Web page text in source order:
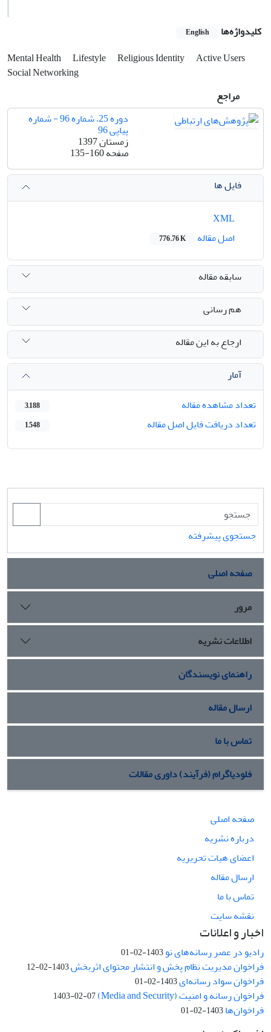
کلیدواژه‌ها English
Mental Health Lifestyle Religious Identity
Active Users
Social Networking
مراجع
دوره 25، شماره 96 - شماره
پیاپی 96
زمستان 1397
صفحه135-160
فایل ها
اصل مقاله
776.76 K
سابقه مقاله
هم رسانی
ارجاع به این مقاله
آمار
تعداد مشاهده مقاله
3,188
تعداد دریافت فایل اصل مقاله 1,548
جستجوی پیشرفته
صفحه اصلی
مرور
اطلاعات نشریه
راهنمای نویسندگان
ارسال مقاله
تماس با ما
فلودیاگرام (فرآیند) داوری مقالات
صفحه اصلی
درباره نشریه
اعضای هیات تحریریه
ارسال مقاله
تماس با ما
نقشه سایت
اخبار و اعلانات
رادیو در عصر رسانه‌های نو1403-02-01
فراخوان مدیریت نظام پخش و انتشار محتوای اثربخش1403-02-12
فراخوان سواد رسانه‌ای1403-02-01
فراخوان رسانه و امنیت (Media and Security) 1403-02-07
فراخوان‌ها1403-02-01